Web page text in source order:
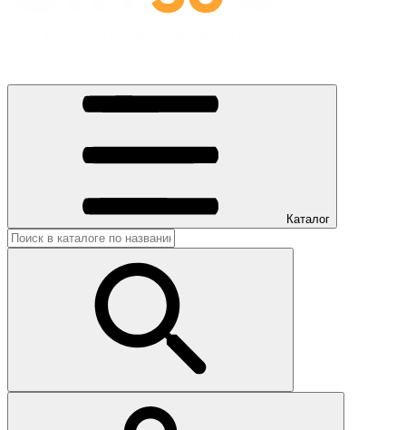
Каталог